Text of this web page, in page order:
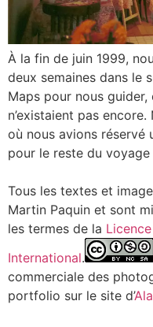
À la fin de juin 1999,
deux semaines dans le
Maps pour nous
n’existaient pas
où nous avions réservé
pour le reste du
Tous les textes et
Martin Paquin et sont
les termes de la
International.
commerciale des
portfolio sur le site d’